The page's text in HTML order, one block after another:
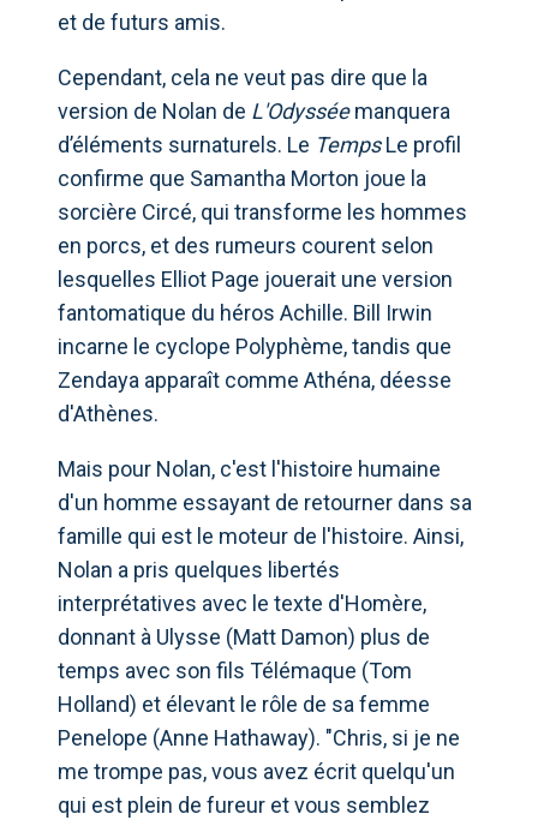
et de futurs amis.
Cependant, cela ne veut pas dire que la
version de Nolan de L'Odysséemanquera
d’éléments surnaturels. Le TempsLe profil
confirme que Samantha Morton joue la
sorcière Circé, qui transforme les hommes
en porcs, et des rumeurs courent selon
lesquelles Elliot Page jouerait une version
fantomatique du héros Achille. Bill Irwin
incarne le cyclope Polyphème, tandis que
Zendaya apparaît comme Athéna, déesse
d'Athènes.
Mais pour Nolan, c'est l'histoire humaine
d'un homme essayant de retourner dans sa
famille qui est le moteur de l'histoire. Ainsi,
Nolan a pris quelques libertés
interprétatives avec le texte d'Homère,
donnant à Ulysse (Matt Damon) plus de
temps avec son fils Télémaque (Tom
Holland) et élevant le rôle de sa femme
Penelope (Anne Hathaway). "Chris, si je ne
me trompe pas, vous avez écrit quelqu'un
qui est plein de fureur et vous semblez